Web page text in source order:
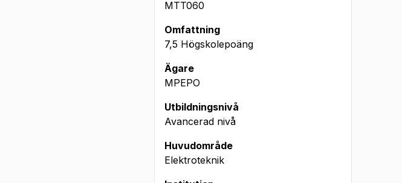
MTT060
Omfattning
7,5 Högskolepoäng
Ägare
MPEPO
Utbildningsnivå
Avancerad nivå
Huvudområde
Elektroteknik